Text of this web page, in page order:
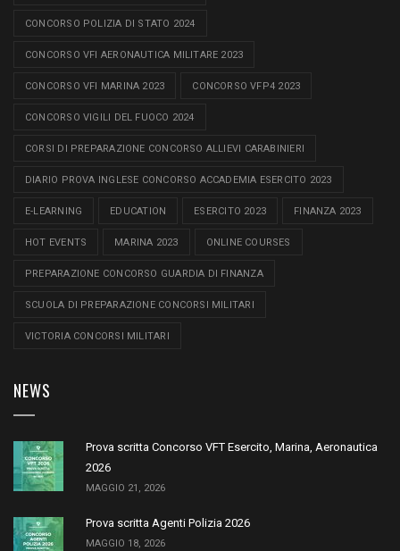
CONCORSO POLIZIA DI STATO 2024
CONCORSO VFI AERONAUTICA MILITARE 2023
CONCORSO VFI MARINA 2023 CONCORSO VFP4 2023
CONCORSO VIGILI DEL FUOCO 2024
CORSI DI PREPARAZIONE CONCORSO ALLIEVI CARABINIERI
DIARIO PROVA INGLESE CONCORSO ACCADEMIA ESERCITO 2023
E-LEARNING EDUCATION ESERCITO 2023 FINANZA 2023
HOT EVENTS MARINA 2023 ONLINE COURSES
PREPARAZIONE CONCORSO GUARDIA DI FINANZA
SCUOLA DI PREPARAZIONE CONCORSI MILITARI
VICTORIA CONCORSI MILITARI
NEWS
Prova scritta Concorso VFT Esercito, Marina, Aeronautica
2026
MAGGIO 21, 2026
Prova scritta Agenti Polizia 2026
MAGGIO 18, 2026